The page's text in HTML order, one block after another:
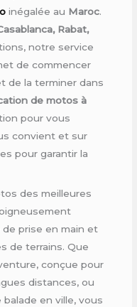
inégalée au Maroc.
Rabat,
notre service
de commencer
de la terminer dans
de motos à
pour vous
convient et sur
pour garantir la
des meilleures
prise en main et
de terrains. Que
conçue pour
distances, ou
en ville, vous